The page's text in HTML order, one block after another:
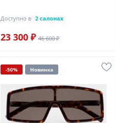
Доступно в 2 салонах
23 300 ₽ 46 600 ₽
-50% Новинка